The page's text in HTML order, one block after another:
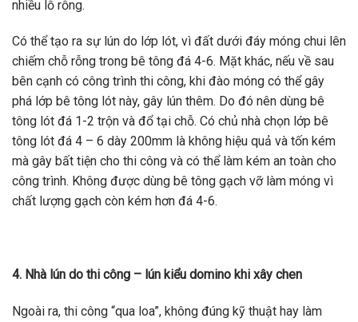
nhiều lỗ rỗng.
Có thể tạo ra sự lún do lớp lót, vì đất dưới đáy móng chui lên
chiếm chỗ rỗng trong bê tông đá 4-6. Mặt khác, nếu về sau
bên cạnh có công trình thi công, khi đào móng có thể gây
phá lớp bê tông lót này, gây lún thêm. Do đó nên dùng bê
tông lót đá 1-2 trộn và đổ tại chỗ. Có chủ nhà chọn lớp bê
tông lót đá 4 – 6 dày 200mm là không hiệu quả và tốn kém
mà gây bất tiện cho thi công và có thể làm kém an toàn cho
công trình. Không được dùng bê tông gạch vỡ làm móng vì
chất lượng gạch còn kém hơn đá 4-6.
4. Nhà lún do thi công – lún kiểu domino khi xây chen
Ngoài ra, thi công “qua loa”, không đúng kỹ thuật hay làm